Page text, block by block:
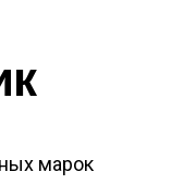
марок